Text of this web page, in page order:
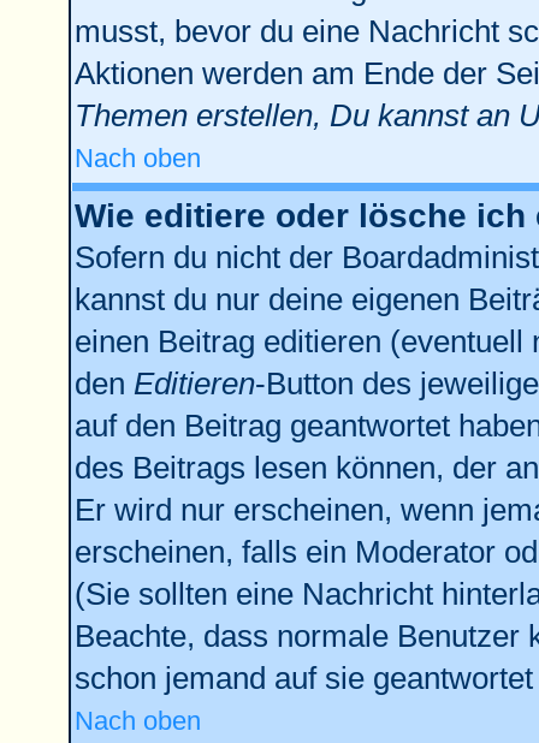
musst, bevor du eine Nachricht
Aktionen werden am Ende der
Themen erstellen, Du kannst an
Nach oben
Wie editiere oder lösche ich
Sofern du nicht der
kannst du nur deine eigenen
einen Beitrag editieren
den Editieren-Button des
auf den Beitrag geantwortet
des Beitrags lesen können, der
Er wird nur erscheinen, wenn
erscheinen, falls ein Moderator
(Sie sollten eine Nachricht
Beachte, dass normale Benutzer
schon jemand auf sie geantwortet
Nach oben